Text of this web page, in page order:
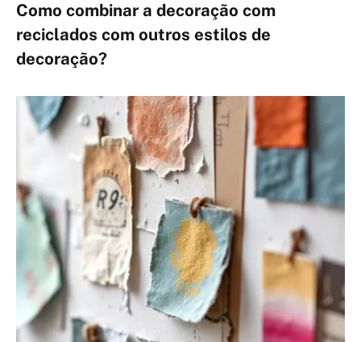
Como combinar a decoração com
reciclados com outros estilos de
decoração?